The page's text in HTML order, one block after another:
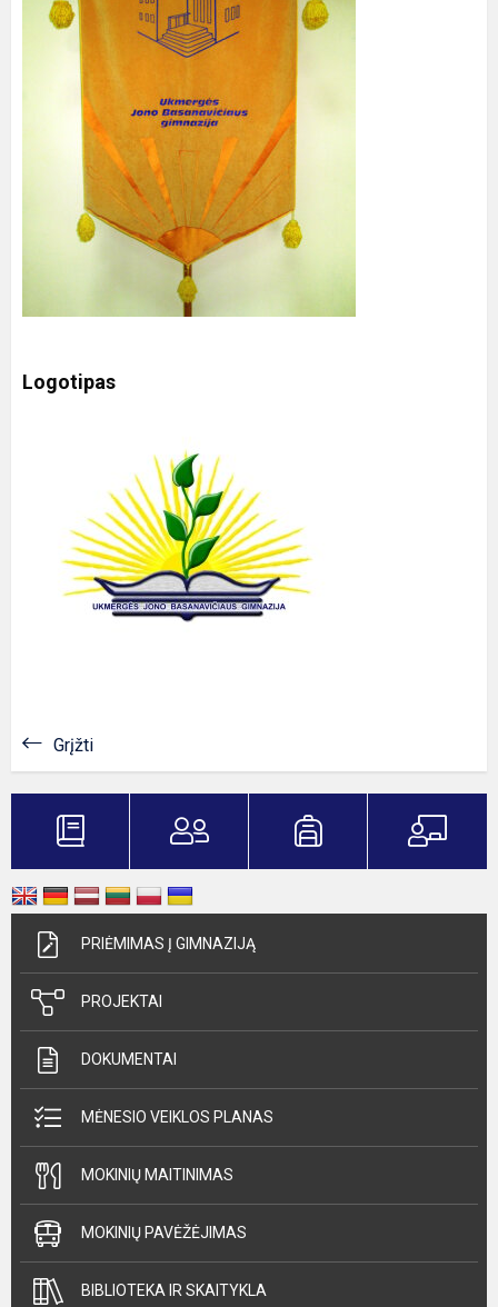
Logotipas
Grįžti
PRIĖMIMAS Į GIMNAZIJĄ
PROJEKTAI
DOKUMENTAI
MĖNESIO VEIKLOS PLANAS
MOKINIŲ MAITINIMAS
MOKINIŲ PAVĖŽĖJIMAS
BIBLIOTEKA IR SKAITYKLA